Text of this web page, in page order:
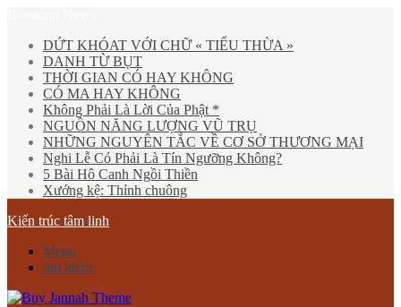
DỨT KHÓAT VỚI CHỮ « TIỂU THỪA »
DANH TỪ BỤT
THỜI GIAN CÓ HAY KHÔNG
CÓ MA HAY KHÔNG
Không Phải Là Lời Của Phật *
NGUỒN NĂNG LƯỢNG VŨ TRỤ
NHỮNG NGUYÊN TẮC VỀ CƠ SỞ THƯƠNG MẠI
Nghi Lễ Có Phải Là Tín Ngưỡng Không?
5 Bài Hô Canh Ngồi Thiền
Xướng kệ: Thỉnh chuông
Kiến trúc tâm linh
Menu
tìm kiếm